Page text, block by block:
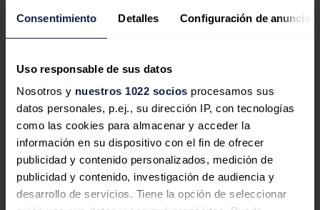
Consentimiento Detalles Configuración de anuncios
Uso responsable de sus datos
Nosotros y nuestros 1022 socios procesamos sus
datos personales, p.ej., su dirección IP, con tecnologías
como las cookies para almacenar y acceder la
información en su dispositivo con el fin de ofrecer
publicidad y contenido personalizados, medición de
publicidad y contenido, investigación de audiencia y
desarrollo de servicios. Tiene la opción de seleccionar
servicio de la conexión de la nueva subestación con la
actuaciones están incluidas en la Planificación
eléctrica vigente, y están incluidas en el listado de
proyectos financiables por la
Unión Europea –
NextGenerationEU - Plan de Recuperación,
Transformación y Resiliencia.